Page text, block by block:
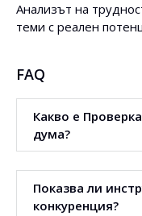
Анализът на
теми с реален
FAQ
Какво е
дума?
Това е инструмент
органичните
Показва ли
конкуренция?